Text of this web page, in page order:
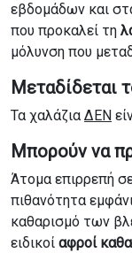
εβδομάδων και
που προκαλεί τη
μόλυνση που
Μεταδίδεται
Τα χαλάζια ΔΕΝ
Μπορούν να
Άτομα επιρρεπή
πιθανότητα
καθαρισμό των
ειδικοί αφροί